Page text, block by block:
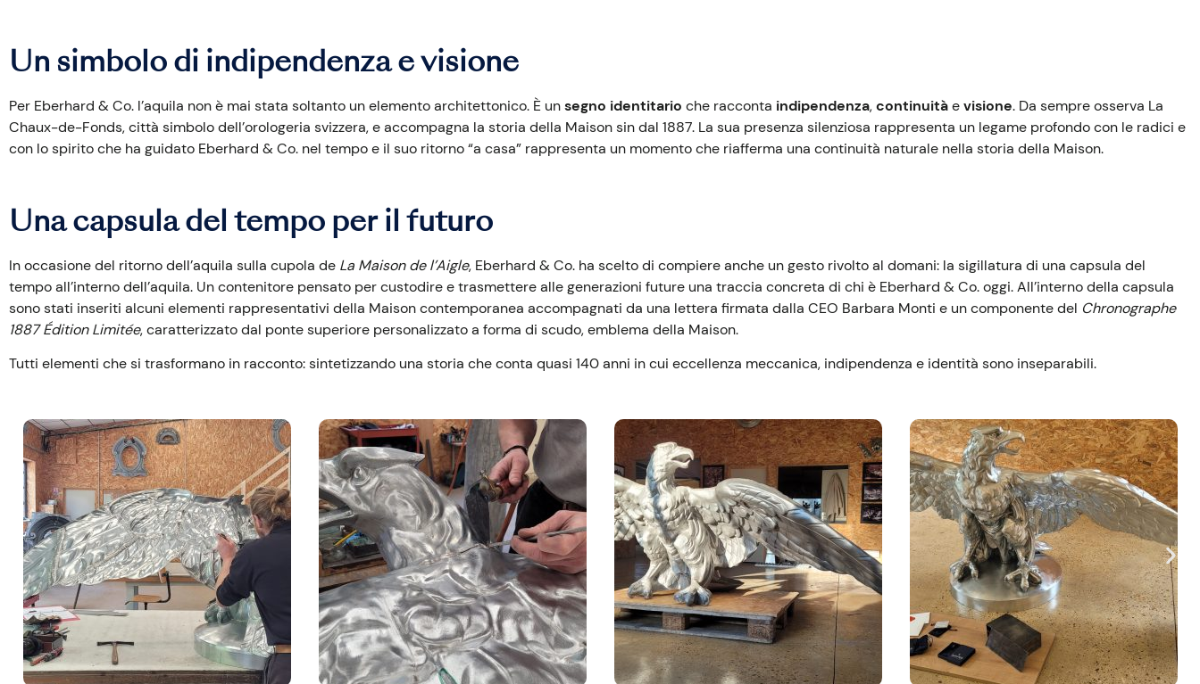
Un simbolo di indipendenza e visione
Per Eberhard & Co. l’aquila non è mai stata soltanto un elemento architettonico. È unsegno identitario che racconta indipendenza,continuitàevisione. Da sempre osserva La
Chaux-de-Fonds, città simbolo dell’orologeria svizzera, e accompagna la storia della Maison sin dal 1887. La sua presenza silenziosa rappresenta un legame profondo con le radici e
con lo spirito che ha guidato Eberhard & Co. nel tempo e il suo ritorno “a casa” rappresenta un momento che riafferma una continuità naturale nella storia della Maison.
Una capsula del tempo per il futuro
In occasione del ritorno dell’aquila sulla cupola de La Maison de l’Aigle, Eberhard & Co. ha scelto di compiere anche un gesto rivolto al domani: la sigillatura di una capsula del
tempo all’interno dell’aquila. Un contenitore pensato per custodire e trasmettere alle generazioni future una traccia concreta di chi è Eberhard & Co. oggi. All’interno della capsula
sono stati inseriti alcuni elementi rappresentativi della Maison contemporanea accompagnati da una lettera firmata dalla CEO Barbara Monti e un componente del Chronographe
1887 Édition Limitée, caratterizzato dal ponte superiore personalizzato a forma di scudo, emblema della Maison.
Tutti elementi che si trasformano in racconto: sintetizzando una storia che conta quasi 140 anni in cui eccellenza meccanica, indipendenza e identità sono inseparabili.